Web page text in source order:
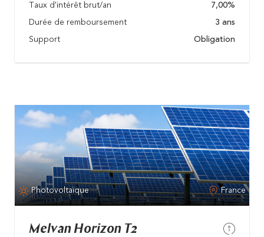
Taux d'intérêt brut/an 7,00%
Durée de remboursement 3 ans
Support Obligation
Photovoltaïque France
Melvan Horizon T2